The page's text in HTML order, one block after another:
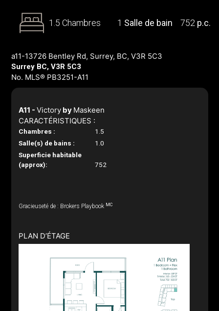
1.5 Chambres 1 Salle de bain 752 p.c.
a11-13726 Bentley Rd, Surrey, BC, V3R 5C3
Surrey BC, V3R 5C3
No. MLS® PB3251-A11
A11 - Victoryby Maskeen
CARACTÉRISTIQUES :
Chambres :
1.5
Salle(s) de bains :
1.0
Superficie habitable
(approx):
752
Gracieuseté de : Brokers Playbook MC
PLAN D’ÉTAGE